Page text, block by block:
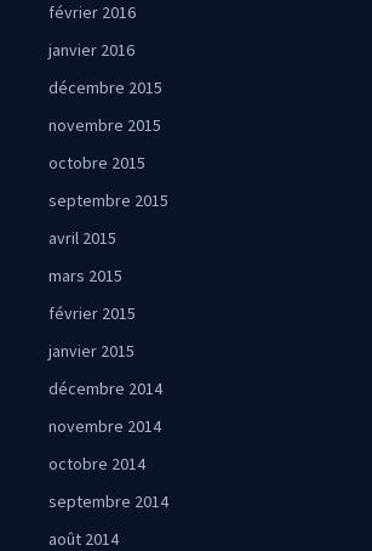
février 2016
janvier 2016
décembre 2015
novembre 2015
octobre 2015
septembre 2015
avril 2015
mars 2015
février 2015
janvier 2015
décembre 2014
novembre 2014
octobre 2014
septembre 2014
août 2014